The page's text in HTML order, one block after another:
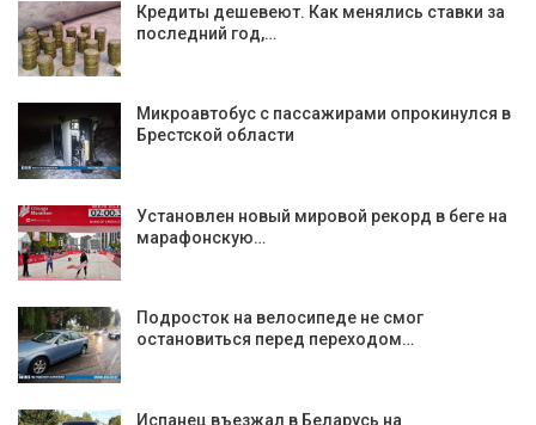
Кредиты дешевеют. Как менялись ставки за
последний год,…
Микроавтобус с пассажирами опрокинулся в
Брестской области
Установлен новый мировой рекорд в беге на
марафонскую…
Подросток на велосипеде не смог
остановиться перед переходом…
Испанец въезжал в Беларусь на